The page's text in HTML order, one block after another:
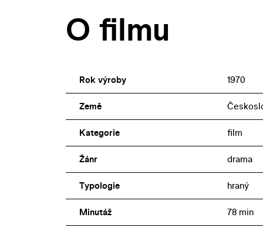
O filmu
Rok výroby 1970
Země
Kategorie film
Žánr drama
Typologie hraný
Minutáž 78 min